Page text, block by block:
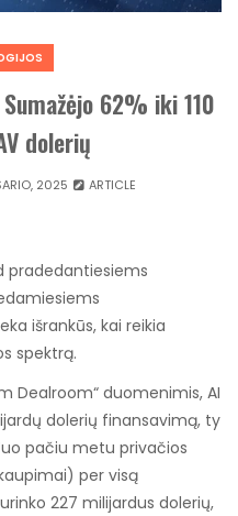
62% iki 110
dolerių
2025 ARTICLE
pradedantiesiems
išrankūs, kai reikia
spektrą.
Dealroom“ duomenimis, AI
dolerių finansavimą, ty
pačiu metu privačios
per visą
227 milijardus dolerių,